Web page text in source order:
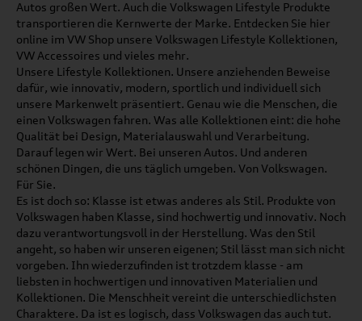
Autos großen Wert. Auch die Volkswagen Lifestyle Produkte
transportieren die Kernwerte der Marke. Entdecken Sie hier
online im VW Shop unsere Volkswagen Lifestyle Kollektionen,
VW Accessoires und vieles mehr.
Unsere Lifestyle Kollektionen. Unsere anziehenden Beweise
dafür, wie innovativ, modern, sportlich und individuell sich
unsere Markenwelt präsentiert. Genau wie die Menschen, die
einen Volkswagen fahren. Was alle Kollektionen eint: die hohe
Qualität bei Design, Materialauswahl und Verarbeitung.
Darauf legen wir Wert. Bei unseren Autos. Und anderen
schönen Dingen, die uns täglich umgeben. Von Volkswagen.
Für Sie.
Es ist doch so: Klasse ist etwas anderes als Stil. Produkte von
Volkswagen haben Klasse, sind hochwertig und innovativ. Noch
dazu verantwortungsvoll in der Herstellung. Was den Stil
angeht, so haben wir unseren eigenen; Stil lässt man sich nicht
vorgeben. Ihn wiederzufinden ist trotzdem klasse - am
liebsten in hochwertigen und innovativen Materialien und
Kollektionen. Die Menschheit vereint die unterschiedlichsten
Charaktere. Da ist es logisch, dass Volkswagen das auch tut.